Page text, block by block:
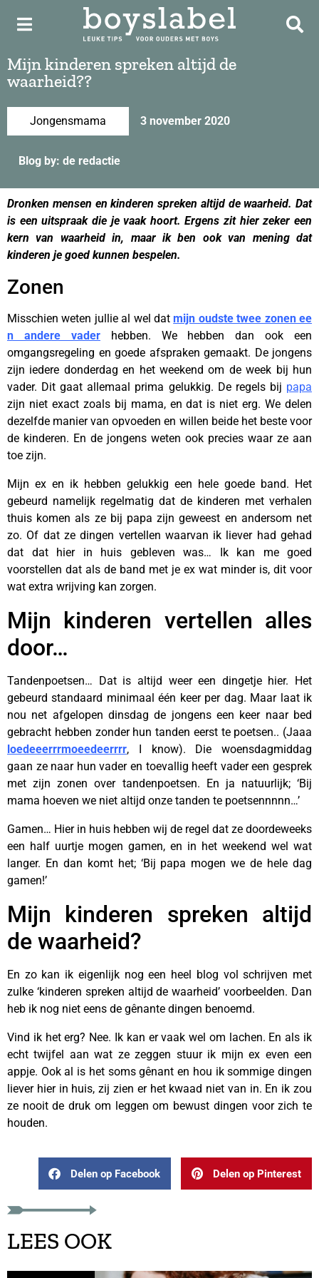
Mijn kinderen spreken altijd de
waarheid??
Jongensmama 3 november 2020
Blog by: de redactie
Dronken mensen en kinderen spreken altijd de waarheid. Dat
is een uitspraak die je vaak hoort. Ergens zit hier zeker een
kern van waarheid in, maar ik ben ook van mening dat
kinderen je goed kunnen bespelen.
Zonen
Misschien weten jullie al wel datmijn oudste twee zonen ee
n andere vader
hebben. We hebben dan ook een
omgangsregeling en goede afspraken gemaakt. De jongens
zijn iedere donderdag en het weekend om de week bij hun
vader. Dit gaat allemaal prima gelukkig. De regels bij papa
zijn niet exact zoals bij mama, en dat is niet erg. We delen
dezelfde manier van opvoeden en willen beide het beste voor
de kinderen. En de jongens weten ook precies waar ze aan
toe zijn.
Mijn ex en ik hebben gelukkig een hele goede band. Het
gebeurd namelijk regelmatig dat de kinderen met verhalen
thuis komen als ze bij papa zijn geweest en andersom net
zo. Of dat ze dingen vertellen waarvan ik liever had gehad
dat dat hier in huis gebleven was… Ik kan me goed
voorstellen dat als de band met je ex wat minder is, dit voor
wat extra wrijving kan zorgen.
Mijn kinderen vertellen alles
door…
Tandenpoetsen… Dat is altijd weer een dingetje hier. Het
gebeurd standaard minimaal één keer per dag. Maar laat ik
nou net afgelopen dinsdag de jongens een keer naar bed
gebracht hebben zonder hun tanden eerst te poetsen.. (Jaaa
loedeeerrrmoeedeerrrr, I know). Die woensdagmiddag
gaan ze naar hun vader en toevallig heeft vader een gesprek
met zijn zonen over tandenpoetsen. En ja natuurlijk; ‘Bij
mama hoeven we niet altijd onze tanden te poetsennnnn…’
Gamen… Hier in huis hebben wij de regel dat ze doordeweeks
een half uurtje mogen gamen, en in het weekend wel wat
langer. En dan komt het; ‘Bij papa mogen we de hele dag
gamen!’
Mijn kinderen spreken altijd
de waarheid?
En zo kan ik eigenlijk nog een heel blog vol schrijven met
zulke ‘kinderen spreken altijd de waarheid’ voorbeelden. Dan
heb ik nog niet eens de gênante dingen benoemd.
Vind ik het erg? Nee. Ik kan er vaak wel om lachen. En als ik
echt twijfel aan wat ze zeggen stuur ik mijn ex even een
appje. Ook al is het soms gênant en hou ik sommige dingen
liever hier in huis, zij zien er het kwaad niet van in. En ik zou
ze nooit de druk om leggen om bewust dingen voor zich te
houden.
Delen op Facebook Delen op Pinterest
LEES OOK